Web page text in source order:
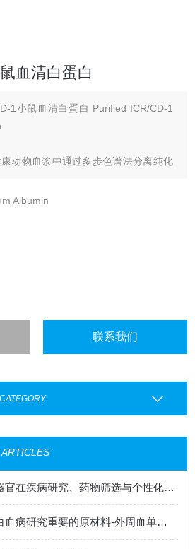
血清白蛋白
1小鼠血清白蛋白 Purified ICR/CD-1
动物血浆中通过多步色谱法分离纯化
50-60%）。
Albumin
联系我们
超越传统模型：类器官在疾病研究、药物筛选与个性化治疗中的全景应用
自身免疫性疾病及白血病研究重要的原材料-外周血单个核细胞（PBMC）